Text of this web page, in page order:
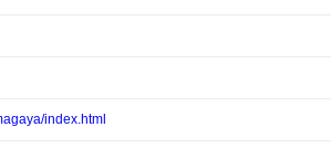
index.html